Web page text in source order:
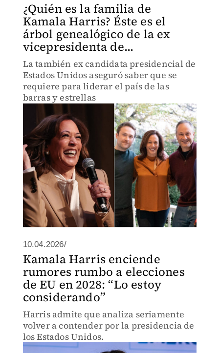
¿Quién es la familia de
Kamala Harris? Éste es el
árbol genealógico de la ex
vicepresidenta de...
La también ex candidata presidencial de
Estados Unidos aseguró saber que se
requiere para liderar el país de las
barras y estrellas
10.04.2026/
Kamala Harris enciende
rumores rumbo a elecciones
de EU en 2028: “Lo estoy
considerando”
Harris admite que analiza seriamente
volver a contender por la presidencia de
los Estados Unidos.